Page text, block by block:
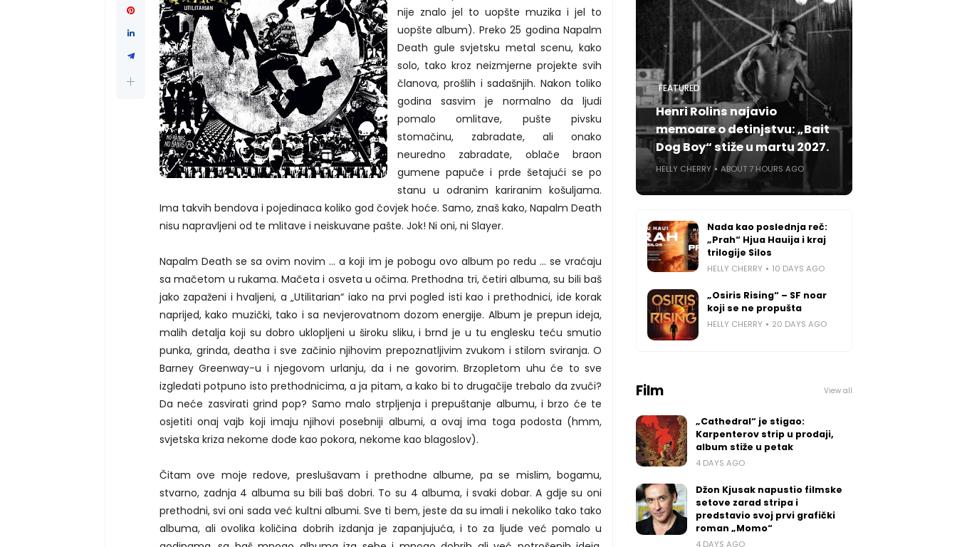
nije znalo jel to uopšte muzika i jel to
uopšte album). Preko 25 godina Napalm
Death gule svjetsku metal scenu, kako
solo, tako kroz neizmjerne projekte svih
članova, prošlih i sadašnjih. Nakon toliko
godina sasvim je normalno da ljudi
pomalo omlitave, pušte pivsku
stomačinu, zabradate, ali onako
neuredno zabradate, oblače braon
gumene papuče i prde šetajući se po
stanu u odranim kariranim košuljama.
Ima takvih bendova i pojedinaca koliko god čovjek hoće. Samo, znaš kako, Napalm Death
nisu napravljeni od te mlitave i neiskuvane pašte. Jok! Ni oni, ni Slayer.
Napalm Death se sa ovim novim ... a koji im je pobogu ovo album po redu ... se vraćaju
sa mačetom u rukama. Mačeta i osveta u očima. Prethodna tri, četiri albuma, su bili baš
jako zapaženi i hvaljeni, a „Utilitarian“ iako na prvi pogled isti kao i prethodnici, ide korak
naprijed, kako muzički, tako i sa nevjerovatnom dozom energije. Album je prepun ideja,
malih detalja koji su dobro uklopljeni u široku sliku, i brnd je u tu englesku teću smutio
punka, grinda, deatha i sve začinio njihovim prepoznatljivim zvukom i stilom sviranja. O
Barney Greenway-u i njegovom urlanju, da i ne govorim. Brzopletom uhu će to sve
izgledati potpuno isto prethodnicima, a ja pitam, a kako bi to drugačije trebalo da zvuči?
Da neće zasvirati grind pop? Samo malo strpljenja i prepuštanje albumu, i brzo će te
osjetiti onaj vajb koji imaju njihovi posebniji albumi, a ovaj ima toga podosta (hmm,
svjetska kriza nekome dođe kao pokora, nekome kao blagoslov).
Čitam ove moje redove, preslušavam i prethodne albume, pa se mislim, bogamu,
stvarno, zadnja 4 albuma su bili baš dobri. To su 4 albuma, i svaki dobar. A gdje su oni
prethodni, svi oni sada već kultni albumi. Sve ti bem, jeste da su imali i nekoliko tako tako
albuma, ali ovolika količina dobrih izdanja je zapanjujuća, i to za ljude već pomalo u
FEATURED
Henri Rolins najavio
memoare o detinjstvu: „Bait
Dog Boy“ stiže u martu 2027.
HELLY CHERRY ABOUT 7 HOURS AGO
Nada kao poslednja reč:
„Prah“ Hjua Hauija i kraj
trilogije Silos
HELLY CHERRY 10 DAYS AGO
„Osiris Rising“ – SF noar
koji se ne propušta
HELLY CHERRY 20 DAYS AGO
Film View all
„Cathedral“ je stigao:
Karpenterov strip u prodaji,
album stiže u petak
4 DAYS AGO
Džon Kjusak napustio filmske
setove zarad stripa i
predstavio svoj prvi grafički
roman „Momo“
4 DAYS AGO